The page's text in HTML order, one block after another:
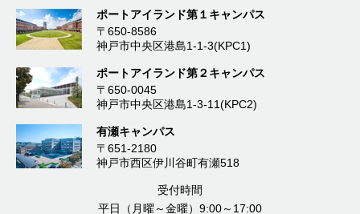
ポートアイランド第１キャンパス
〒650-8586
神戸市中央区港島1-1-3(KPC1)
ポートアイランド第２キャンパス
〒650-0045
神戸市中央区港島1-3-11(KPC2)
有瀬キャンパス
〒651-2180
神戸市西区伊川谷町有瀬518
受付時間
平日（月曜～金曜）9:00～17:00